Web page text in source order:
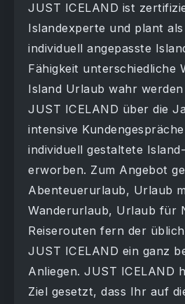
JUST ICELAND ist
Islandexperte und plant
individuell angepasste
Fähigkeit unterschiedliche
Island Urlaub wahr
JUST ICELAND über die
intensive
individuell gestaltete
erworben. Zum Angebot
Abenteuerurlaub, Urlaub
Wanderurlaub, Urlaub für
Reiserouten fern der
JUST ICELAND ein ganz
Anliegen. JUST ICELAND
Ziel gesetzt, dass Ihr auf